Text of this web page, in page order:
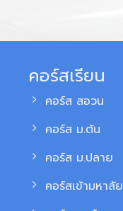
คอร์สเรียน
คอร์ส สอวน
คอร์ส ม.ต้น
คอร์ส ม.ปลาย
คอร์สเข้ามหาลัย